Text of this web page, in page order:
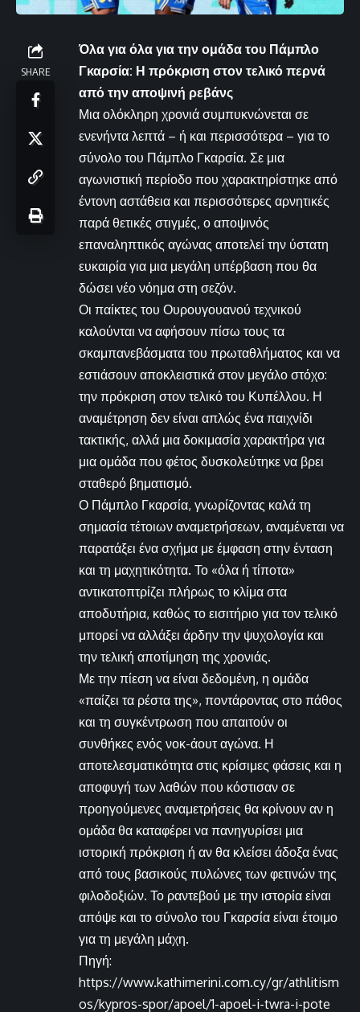
SHARE
Όλα για όλα για την ομάδα του Πάμπλο
Γκαρσία: Η πρόκριση στον τελικό περνά
από την αποψινή ρεβάνς
Μια ολόκληρη χρονιά συμπυκνώνεται σε
ενενήντα λεπτά – ή και περισσότερα – για το
σύνολο του Πάμπλο Γκαρσία. Σε μια
αγωνιστική περίοδο που χαρακτηρίστηκε από
έντονη αστάθεια και περισσότερες αρνητικές
παρά θετικές στιγμές, ο αποψινός
επαναληπτικός αγώνας αποτελεί την ύστατη
ευκαιρία για μια μεγάλη υπέρβαση που θα
δώσει νέο νόημα στη σεζόν.
Οι παίκτες του Ουρουγουανού τεχνικού
καλούνται να αφήσουν πίσω τους τα
σκαμπανεβάσματα του πρωταθλήματος και να
εστιάσουν αποκλειστικά στον μεγάλο στόχο:
την πρόκριση στον τελικό του Κυπέλλου. Η
αναμέτρηση δεν είναι απλώς ένα παιχνίδι
τακτικής, αλλά μια δοκιμασία χαρακτήρα για
μια ομάδα που φέτος δυσκολεύτηκε να βρει
σταθερό βηματισμό.
Ο Πάμπλο Γκαρσία, γνωρίζοντας καλά τη
σημασία τέτοιων αναμετρήσεων, αναμένεται να
παρατάξει ένα σχήμα με έμφαση στην ένταση
και τη μαχητικότητα. Το «όλα ή τίποτα»
αντικατοπτρίζει πλήρως το κλίμα στα
αποδυτήρια, καθώς το εισιτήριο για τον τελικό
μπορεί να αλλάξει άρδην την ψυχολογία και
την τελική αποτίμηση της χρονιάς.
Με την πίεση να είναι δεδομένη, η ομάδα
«παίζει τα ρέστα της», ποντάροντας στο πάθος
και τη συγκέντρωση που απαιτούν οι
συνθήκες ενός νοκ-άουτ αγώνα. Η
αποτελεσματικότητα στις κρίσιμες φάσεις και η
αποφυγή των λαθών που κόστισαν σε
προηγούμενες αναμετρήσεις θα κρίνουν αν η
ομάδα θα καταφέρει να πανηγυρίσει μια
ιστορική πρόκριση ή αν θα κλείσει άδοξα ένας
από τους βασικούς πυλώνες των φετινών της
φιλοδοξιών. Το ραντεβού με την ιστορία είναι
απόψε και το σύνολο του Γκαρσία είναι έτοιμο
για τη μεγάλη μάχη.
Πηγή:
https://www.kathimerini.com.cy/gr/athlitism
os/kypros-spor/apoel/1-apoel-i-twra-i-pote